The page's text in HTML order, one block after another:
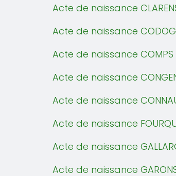
Acte de naissance
Acte de naissance
Acte de naissance COMPS
Acte de naissance
Acte de naissance
Acte de naissance
Acte de naissance
Acte de naissance